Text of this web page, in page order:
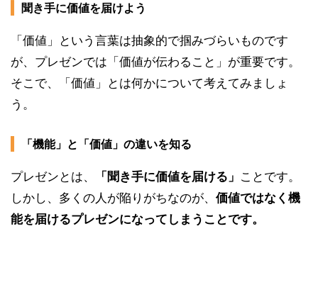
聞き手に価値を届けよう
「価値」という言葉は抽象的で掴みづらいものです
が、プレゼンでは「価値が伝わること」が重要です。
そこで、「価値」とは何かについて考えてみましょ
う。
「機能」と「価値」の違いを知る
プレゼンとは、 「聞き手に価値を届ける」 ことです。
しかし、多くの人が陥りがちなのが、 価値ではなく機
能を届けるプレゼンになってしまうことです。